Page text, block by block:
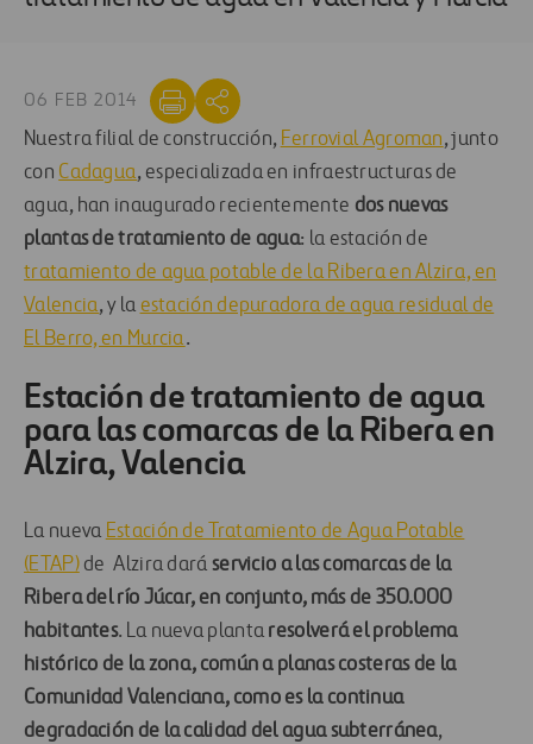
06 FEB 2014
Nuestra filial de construcción, Ferrovial Agroman, junto
con Cadagua, especializada en infraestructuras de
agua, han inaugurado recientemente dos nuevas
plantas de tratamiento de agua: la estación de
tratamiento de agua potable de la Ribera en Alzira, en
Valencia, y la estación depuradora de agua residual de
El Berro, en Murcia.
Estación de tratamiento de agua
para las comarcas de la Ribera en
Alzira, Valencia
La nueva Estación de Tratamiento de Agua Potable
(ETAP)de Alzira dará servicio a las comarcas de la
Ribera del río Júcar, en conjunto, más de 350.000
habitantes. La nueva planta resolverá el problema
histórico de la zona, común a planas costeras de la
Comunidad Valenciana, como es la continua
degradación de la calidad del agua subterránea,